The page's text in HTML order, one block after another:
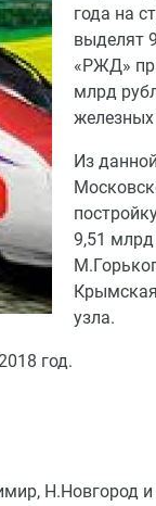
года на
выделят
«РЖД»
млрд
железных
Из
9,51
узла.
год.
Н.Новгород